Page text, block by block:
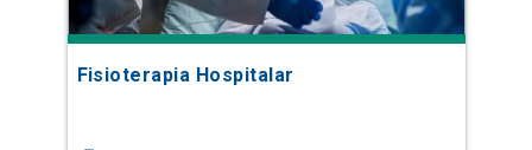
Fisioterapia Hospitalar